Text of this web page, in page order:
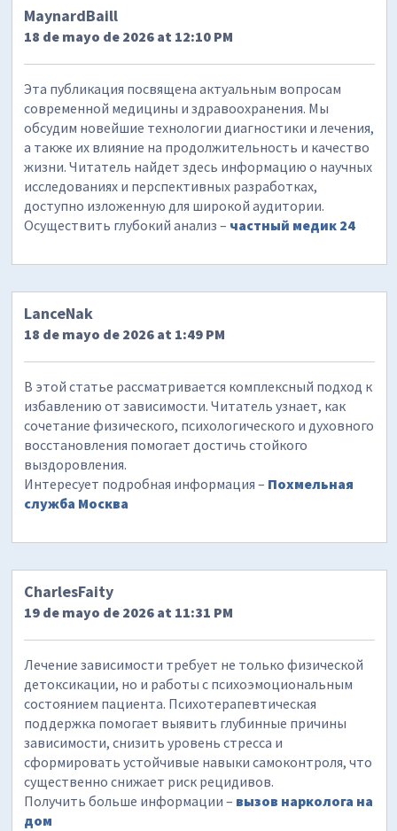
MaynardBaill
18 de mayo de 2026 at 12:10 PM
Эта публикация посвящена актуальным вопросам
современной медицины и здравоохранения. Мы
обсудим новейшие технологии диагностики и лечения,
а также их влияние на продолжительность и качество
жизни. Читатель найдет здесь информацию о научных
исследованиях и перспективных разработках,
доступно изложенную для широкой аудитории.
Осуществить глубокий анализ – частный медик 24
LanceNak
18 de mayo de 2026 at 1:49 PM
В этой статье рассматривается комплексный подход к
избавлению от зависимости. Читатель узнает, как
сочетание физического, психологического и духовного
восстановления помогает достичь стойкого
выздоровления.
Интересует подробная информация – Похмельная
служба Москва
CharlesFaity
19 de mayo de 2026 at 11:31 PM
Лечение зависимости требует не только физической
детоксикации, но и работы с психоэмоциональным
состоянием пациента. Психотерапевтическая
поддержка помогает выявить глубинные причины
зависимости, снизить уровень стресса и
сформировать устойчивые навыки самоконтроля, что
существенно снижает риск рецидивов.
Получить больше информации – вызов нарколога на
дом